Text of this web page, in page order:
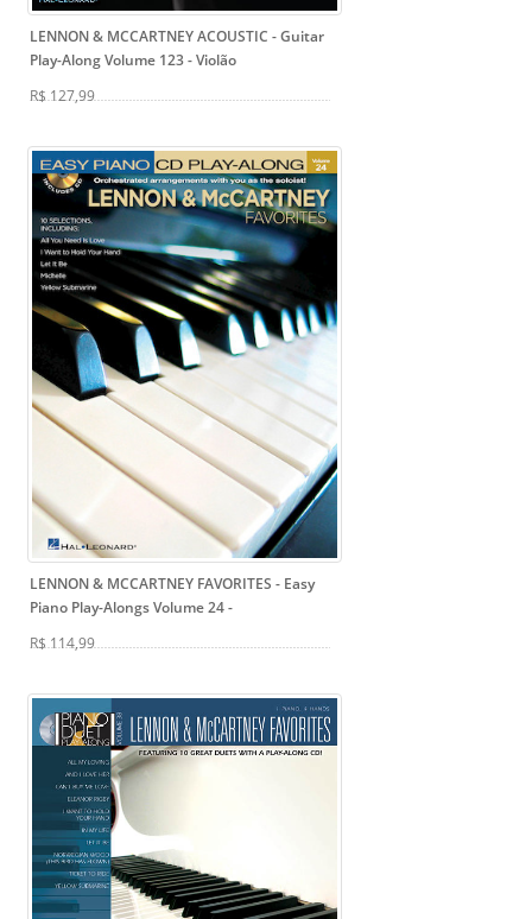
LENNON & MCCARTNEY ACOUSTIC - Guitar
Play-Along Volume 123- Violão
R$ 127,99
LENNON & MCCARTNEY FAVORITES - Easy
Piano Play-Alongs Volume 24-
R$ 114,99